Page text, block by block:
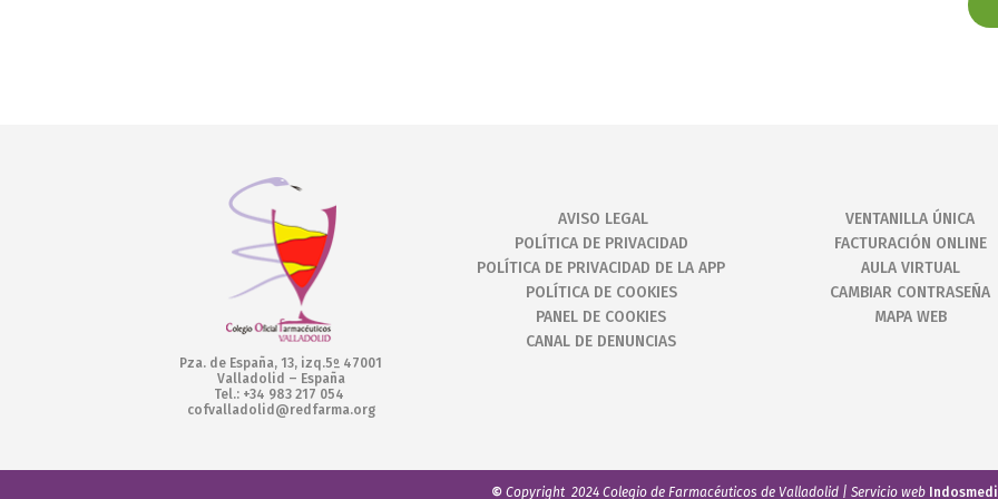
Pza. de España, 13, izq.5º 47001
Valladolid – España
Tel.: +34 983 217 054
cofvalladolid@redfarma.org
AVISO LEGAL
POLÍTICA DE PRIVACIDAD
POLÍTICA DE PRIVACIDAD DE LA APP
POLÍTICA DE COOKIES
PANEL DE COOKIES
CANAL DE DENUNCIAS
VENTANILLA ÚNICA
FACTURACIÓN ONLINE
AULA VIRTUAL
CAMBIAR CONTRASEÑA
MAPA WEB
© Copyright 2024 Colegio de Farmacéuticos de Valladolid | Servicio web